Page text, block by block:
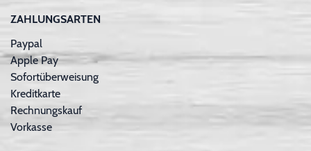
ZAHLUNGSARTEN
Paypal
Apple Pay
Sofortüberweisung
Kreditkarte
Rechnungskauf
Vorkasse